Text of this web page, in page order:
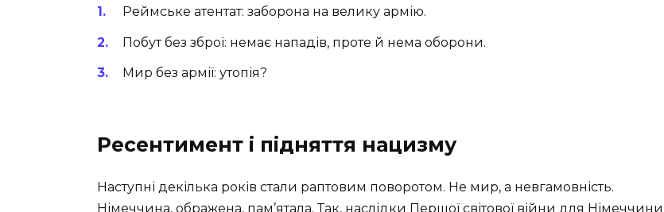
Реймське атентат: заборона на велику армію.
Побут без зброї: немає нападів, проте й нема оборони.
Мир без армії: утопія?
Ресентимент і підняття нацизму
Наступні декілька років стали раптовим поворотом. Не мир, а невгамовність.
Німеччина, ображена, пам’ятала. Так, наслідки Першої світової війни для Німеччини